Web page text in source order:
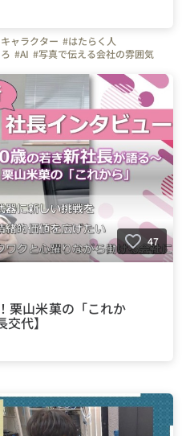
ャラクター #はたらく人
#AI #写真で伝える会社の雰囲気
47
栗山米菓の「これか
代】